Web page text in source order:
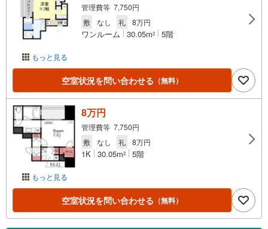
もっと見る
管理費等 7,750円
敷
なし 礼 8万円
ワンルーム 30.05m2 5階
空室状況を問い合わせる （無料）
もっと見る
8万円
管理費等 7,750円
敷
なし 礼 8万円
1K 30.05m2 5階
空室状況を問い合わせる （無料）